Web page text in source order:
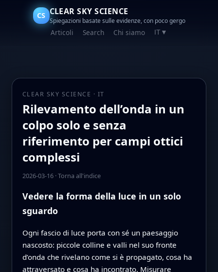
CS CLEAR SKY SCIENCE
Spiegazioni basate sulle evidenze, con poco gergo
Articoli Search Chi siamo IT ▼
CLEAR SKY SCIENCE · IT
Rilevamento dell’onda in un
colpo solo e senza
riferimento per campi ottici
complessi
2026-03-16·Torna all'indice
Vedere la forma della luce in un solo
sguardo
Ogni fascio di luce porta con sé un paesaggio
nascosto: piccole colline e valli nel suo fronte
d’onda che rivelano come si è propagato, cosa ha
attraversato e cosa ha incontrato. Misurare